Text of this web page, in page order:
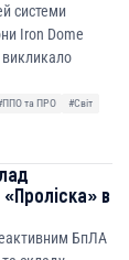
системи
Iron Dome
викликало
та ПРО
#Світ
«Проліска» в
БпЛА